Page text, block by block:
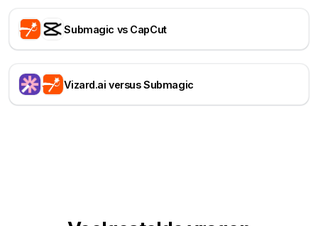
Submagic vs CapCut
Vizard.ai versus Submagic